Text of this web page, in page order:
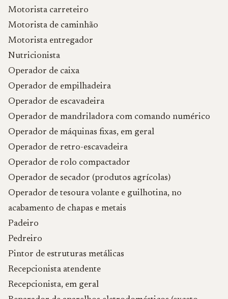
Motorista carreteiro
Motorista de caminhão
Motorista entregador
Nutricionista
Operador de caixa
Operador de empilhadeira
Operador de escavadeira
Operador de mandriladora com comando numérico
Operador de máquinas fixas, em geral
Operador de retro-escavadeira
Operador de rolo compactador
Operador de secador (produtos agrícolas)
Operador de tesoura volante e guilhotina, no
acabamento de chapas e metais
Padeiro
Pedreiro
Pintor de estruturas metálicas
Recepcionista atendente
Recepcionista, em geral